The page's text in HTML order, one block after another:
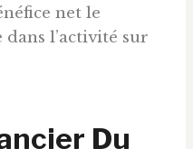
net le
l’activité sur
Du